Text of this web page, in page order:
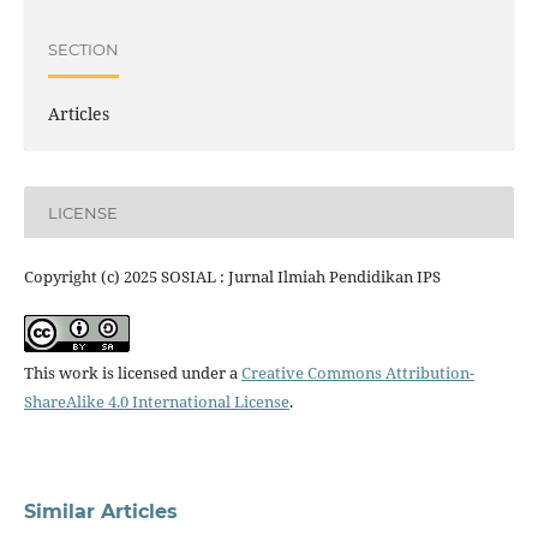
SECTION
Articles
LICENSE
Copyright (c) 2025 SOSIAL : Jurnal Ilmiah Pendidikan IPS
This work is licensed under aCreative Commons Attribution-
ShareAlike 4.0 International License.
Similar Articles